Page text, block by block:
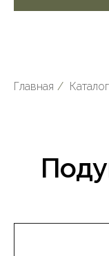
Главная / Каталог